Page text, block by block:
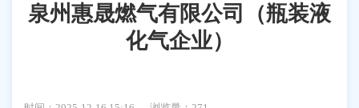
泉州惠晟燃气有限公司（瓶装液
化气企业）